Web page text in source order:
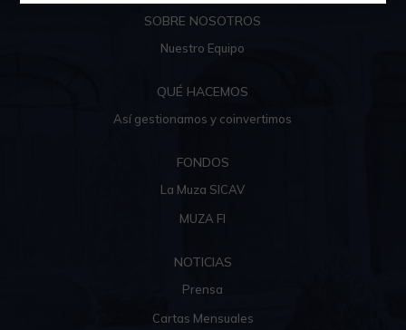
SOBRE NOSOTROS
Nuestro Equipo
QUÉ HACEMOS
Así gestionamos y coinvertimos
FONDOS
La Muza SICAV
MUZA FI
NOTICIAS
Prensa
Cartas Mensuales